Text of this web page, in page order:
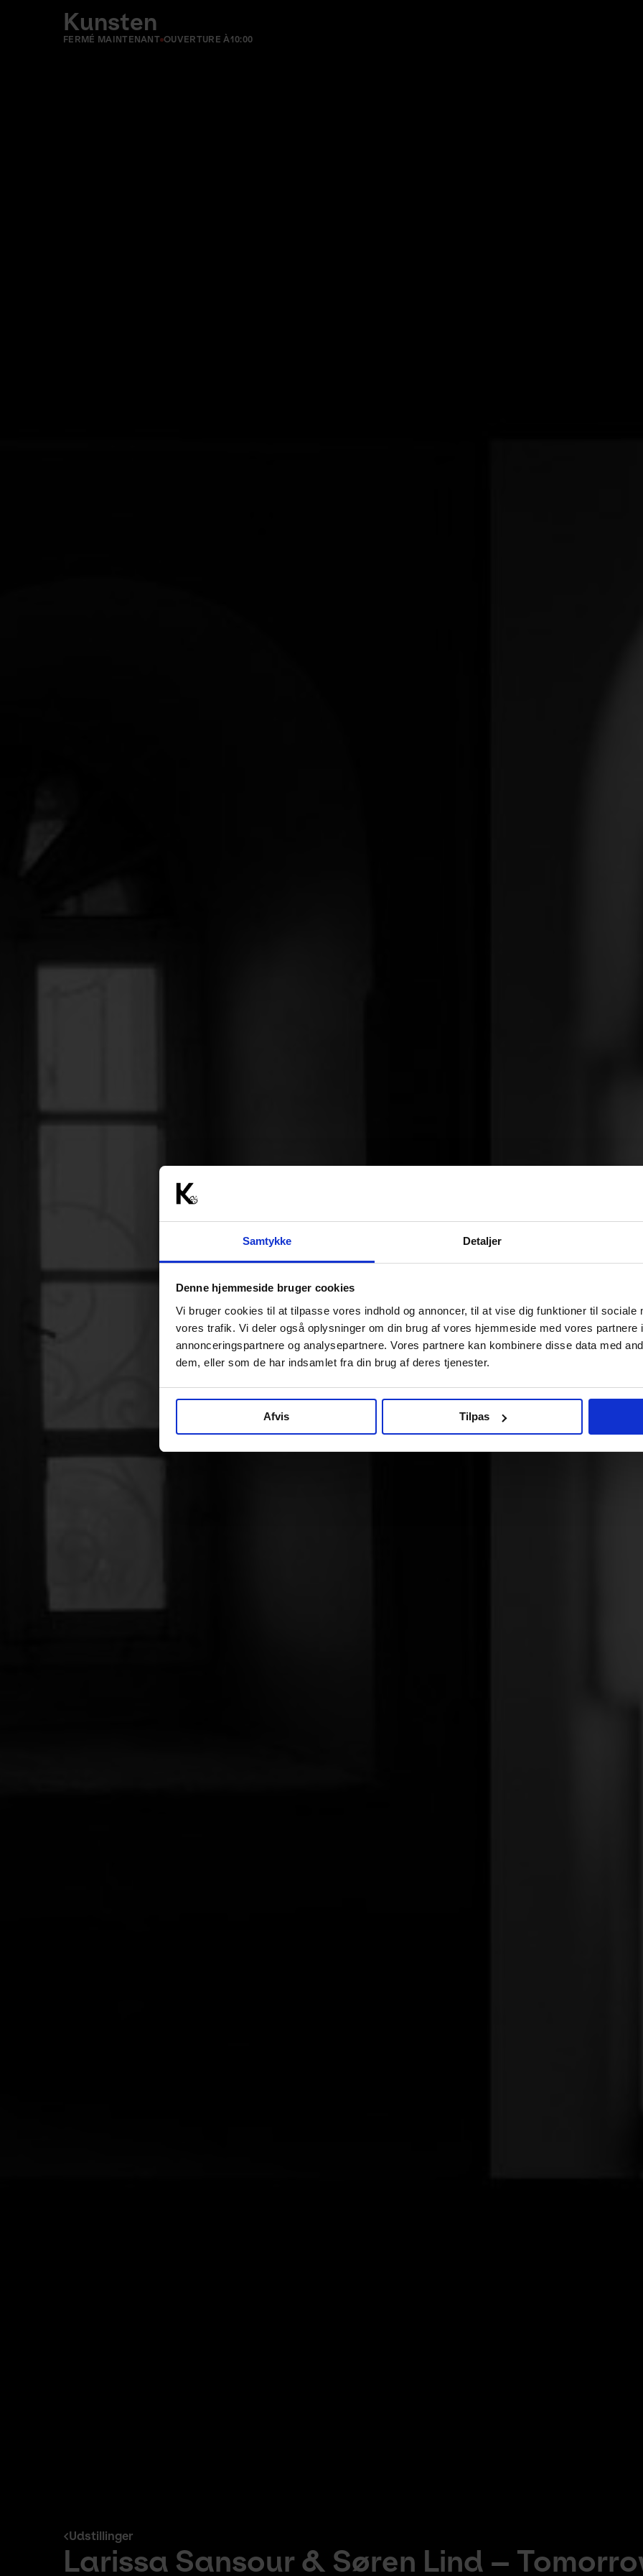
Samtykke Detaljer
Denne hjemmeside bruger cookies
Vi bruger cookies til at tilpasse vores indhold og annoncer, til at vise dig funktioner til sociale
vores trafik. Vi deler også oplysninger om din brug af vores hjemmeside med vores partnere
annonceringspartnere og analysepartnere. Vores partnere kan kombinere disse data med
dem, eller som de har indsamlet fra din brug af deres tjenester.
Afvis Tilpas
Kunsten
FERMÉ MAINTENANT OUVERTURE À10:00
Udstillinger
Larissa Sansour & Søren Lind –